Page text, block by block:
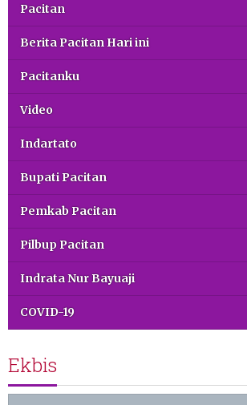
Pacitan
Berita Pacitan Hari ini
Pacitanku
Video
Indartato
Bupati Pacitan
Pemkab Pacitan
Pilbup Pacitan
Indrata Nur Bayuaji
COVID-19
Ekbis